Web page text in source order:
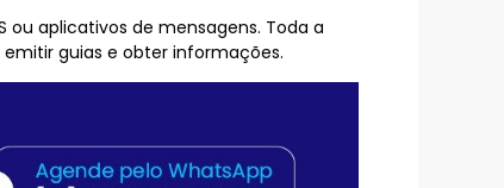
aplicativos de mensagens. Toda a
guias e obter informações.